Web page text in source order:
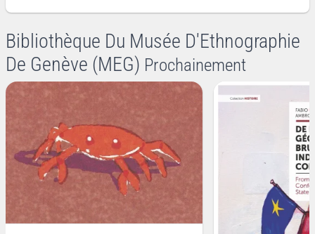
Bibliothèque Du Musée D'Ethnographie
De Genève (MEG) Prochainement